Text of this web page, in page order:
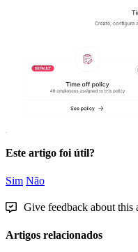
Este artigo foi útil?
Sim Não
Give feedback about this
Artigos relacionados